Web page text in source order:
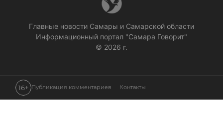
Главные новости Самары и Самарской области
Информационный портал "Самара Говорит"
© 2026 г.
16+ Публикация комментариев Контакты